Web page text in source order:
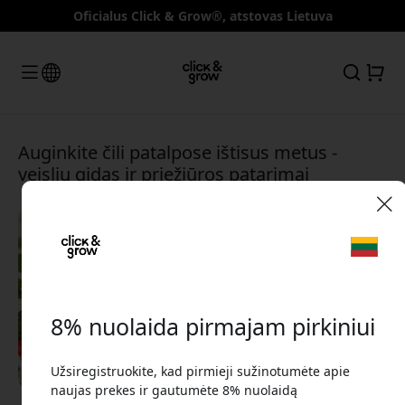
Oficialus Click & Grow®, atstovas Lietuva
Auginkite čili patalpose ištisus metus -
veislių gidas ir priežiūros patarimai
8% nuolaida pirmajam pirkiniui
Užsiregistruokite, kad pirmieji sužinotumėte apie
naujas prekes ir gautumėte 8% nuolaidą
Norėdami gauti 8% nuolaidą, naudokite šį kodą